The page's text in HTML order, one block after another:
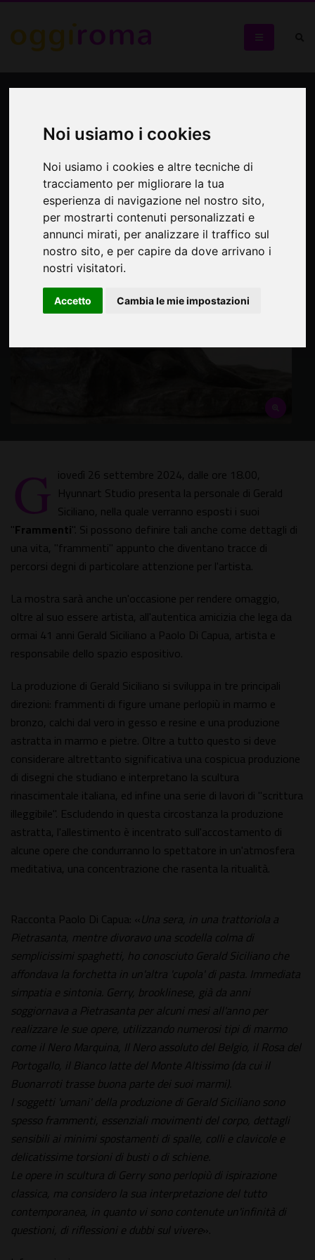
Noi usiamo i cookies
Noi usiamo i cookies e altre tecniche di
tracciamento per migliorare la tua
esperienza di navigazione nel nostro sito,
per mostrarti contenuti personalizzati e
annunci mirati, per analizzare il traffico sul
nostro sito, e per capire da dove arrivano i
nostri visitatori.
Accetto Cambia le mie impostazioni
Frammenti, la personale
dello scultore Gerald
Siciliano
Tracce di percorsi di una vita degni di particolare attenzione
G iovedì 26 settembre 2024, dalle ore 18.00,
Hyunnart Studio presenta la personale di Gerald
Siciliano, nella quale verranno esposti i suoi
"Frammenti". Si possono definire tali anche come dettagli di
una vita, "frammenti" appunto che diventano tracce di
percorsi degni di particolare attenzione per l'artista.
La mostra sarà anche un'occasione per rendere omaggio,
oltre al suo essere artista, all'autentica amicizia che lega da
ormai 41 anni Gerald Siciliano a Paolo Di Capua, artista e
responsabile dello spazio espositivo.
La produzione di Gerald Siciliano si sviluppa in tre principali
direzioni: frammenti di figure umane perlopiù in marmo e
bronzo, calchi dal vero in gesso e resine e una produzione
astratta in marmo e pietre. Oltre a tutto questo si deve
considerare altrettanto significativa una cospicua produzione
di disegni che studiano e interpretano la scultura
rinascimentale italiana, ed infine una serie di lavori di "scrittura
illeggibile". Escludendo in questa circostanza la produzione
astratta, l'allestimento è incentrato sull'accostamento di
alcune opere che condurranno lo spettatore in un'atmosfera
meditativa, una concentrazione che rasenta la ritualità.
Racconta Paolo Di Capua: « Una sera, in una trattoriola a
Pietrasanta, mentre divoravo una scodella colma di
semplicissimi spaghetti, ho conosciuto Gerald Siciliano che
affondava la forchetta in un'altra 'cupola' di pasta. Immediata
simpatia e sintonia. Gerry, brooklinese, già da anni
soggiornava a Pietrasanta per alcuni mesi all'anno per
realizzare le sue opere, utilizzando numerosi tipi di marmo
come il Nero Marquina, Il Nero assoluto del Belgio, il Rosa del
Portogallo, il Bianco latte del Monte Altissimo (da cui il
Buonarroti trasse buona parte dei suoi marmi).
I soggetti 'umani' della produzione di Gerald Siciliano sono
spesso frammenti, essenziali movimenti del corpo, dettagli
sensibili ai minimi spostamenti di spalle, colli e clavicole e
delicatissime torsioni di busti o di schiene.
Le opere in scultura di Gerry sono perlopiù di ispirazione
classica, ma considero la sua interpretazione del tutto
contemporanea, in quanto vi sono contenute un'infinità di
questioni, di riflessioni e dubbi sul vivere ».